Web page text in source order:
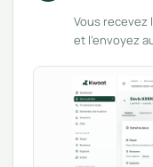
Vous recevez
et l’envoyez